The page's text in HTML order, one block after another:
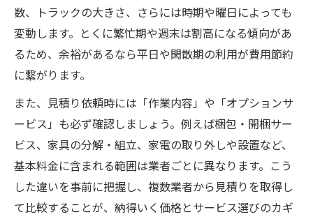
数、トラックの大きさ、さらには時期や曜日によっても
変動します。とくに繁忙期や週末は割高になる傾向があ
るため、余裕があるなら平日や閑散期の利用が費用節約
に繋がります。
また、見積り依頼時には「作業内容」や「オプションサ
ービス」も必ず確認しましょう。例えば梱包・開梱サー
ビス、家具の分解・組立、家電の取り外しや設置など、
基本料金に含まれる範囲は業者ごとに異なります。こう
した違いを事前に把握し、複数業者から見積りを取得し
て比較することが、納得いく価格とサービス選びのカギ